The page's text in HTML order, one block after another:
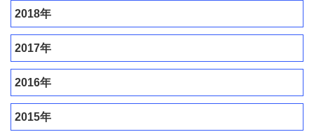
2018年
2017年
2016年
2015年